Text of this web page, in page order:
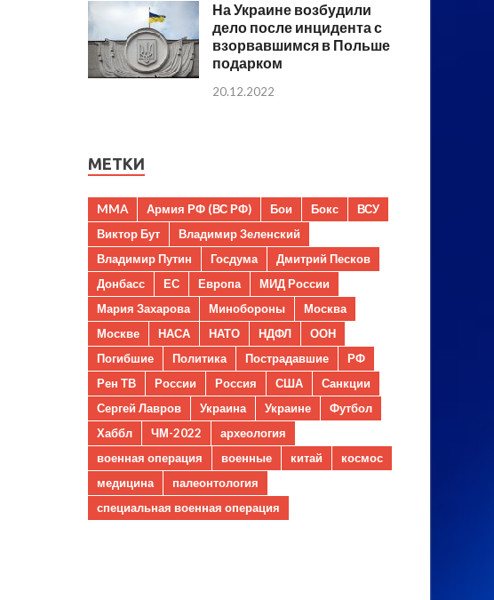
На Украине возбудили
дело после инцидента с
взорвавшимся в Польше
подарком
20.12.2022
МЕТКИ
MMA Армия РФ (ВС РФ) Бои Бокс
ВСУ
Виктор Бут
Владимир Зеленский
Владимир Путин
Госдума
Дмитрий Песков
Донбасс
ЕС Европа
МИД России
Мария Захарова
Минобороны
Москва
Москве
НАСА НАТО НДФЛ
ООН
Погибшие
Политика Пострадавшие
РФ
Рен ТВ
России Россия США
Санкции
Сергей Лавров
Украина Украине
Футбол
Хаббл
ЧМ-2022
археология
военная операция
военные китай
космос
медицина
палеонтология
специальная военная операция